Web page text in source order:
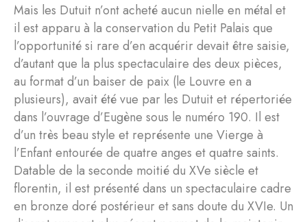
Mais les Dutuit n’ont acheté aucun nielle en métal et
il est apparu à la conservation du Petit Palais que
l’opportunité si rare d’en acquérir devait être saisie,
d’autant que la plus spectaculaire des deux pièces,
au format d’un baiser de paix (le Louvre en a
plusieurs), avait été vue par les Dutuit et répertoriée
dans l’ouvrage d’Eugène sous le numéro 190. Il est
d’un très beau style et représente une Vierge à
l’Enfant entourée de quatre anges et quatre saints.
Datable de la seconde moitié du XVe siècle et
florentin, il est présenté dans un spectaculaire cadre
en bronze doré postérieur et sans doute du XVIe. Un